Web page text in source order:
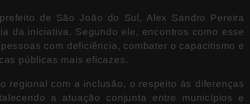
de São João do Sul , Alex Sandro Pereira
da iniciativa. Segundo ele, encontros como esse
com deficiência, combater o capacitismo e
públicas mais eficazes.
regional com a inclusão, o respeito às diferenças
a atuação conjunta entre municípios e